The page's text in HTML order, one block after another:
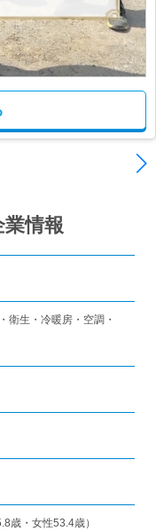
情報
衛生・冷暖房・空調・
歳・女性53.4歳）